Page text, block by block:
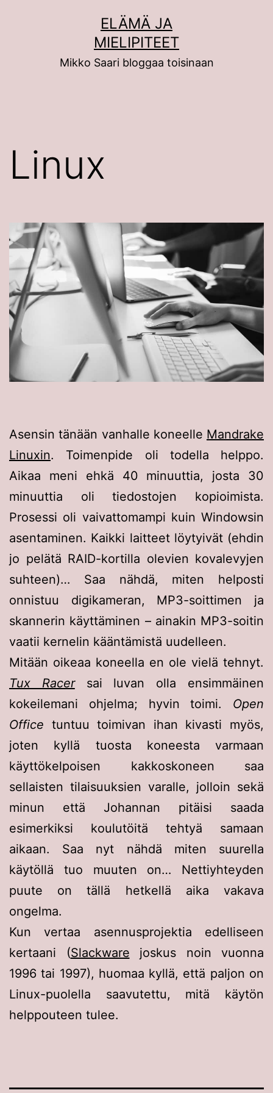
ELÄMÄ JA
MIELIPITEET
Mikko Saari bloggaa toisinaan
Linux
Asensin tänään vanhalle koneelle Mandrake
Linuxin. Toimenpide oli todella helppo.
Aikaa meni ehkä 40 minuuttia, josta 30
minuuttia oli tiedostojen kopioimista.
Prosessi oli vaivattomampi kuin Windowsin
asentaminen. Kaikki laitteet löytyivät (ehdin
jo pelätä RAID-kortilla olevien kovalevyjen
suhteen)… Saa nähdä, miten helposti
onnistuu digikameran, MP3-soittimen ja
skannerin käyttäminen – ainakin MP3-soitin
vaatii kernelin kääntämistä uudelleen.
Mitään oikeaa koneella en ole vielä tehnyt.
Tux Racersai luvan olla ensimmäinen
kokeilemani ohjelma; hyvin toimi. Open
Office tuntuu toimivan ihan kivasti myös,
joten kyllä tuosta koneesta varmaan
käyttökelpoisen kakkoskoneen saa
sellaisten tilaisuuksien varalle, jolloin sekä
minun että Johannan pitäisi saada
esimerkiksi koulutöitä tehtyä samaan
aikaan. Saa nyt nähdä miten suurella
käytöllä tuo muuten on… Nettiyhteyden
puute on tällä hetkellä aika vakava
ongelma.
Kun vertaa asennusprojektia edelliseen
kertaani (Slackware joskus noin vuonna
1996 tai 1997), huomaa kyllä, että paljon on
Linux-puolella saavutettu, mitä käytön
helppouteen tulee.